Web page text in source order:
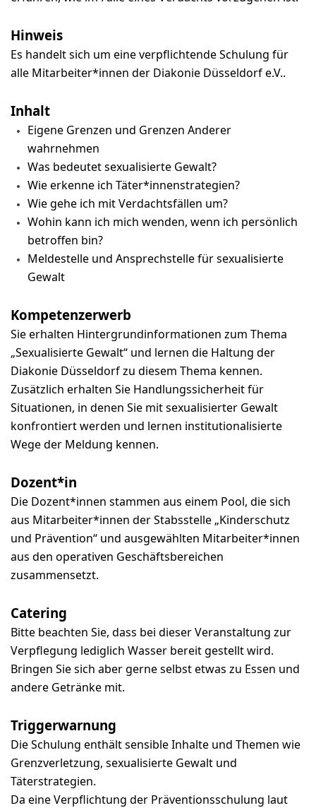
Hinweis
Es handelt sich um eine verpflichtende Schulung für
alle Mitarbeiter*innen der Diakonie Düsseldorf e.V..
Inhalt
Eigene Grenzen und Grenzen Anderer
wahrnehmen
Was bedeutet sexualisierte Gewalt?
Wie erkenne ich Täter*innenstrategien?
Wie gehe ich mit Verdachtsfällen um?
Wohin kann ich mich wenden, wenn ich persönlich
betroffen bin?
Meldestelle und Ansprechstelle für sexualisierte
Gewalt
Kompetenzerwerb
Sie erhalten Hintergrundinformationen zum Thema
„Sexualisierte Gewalt“ und lernen die Haltung der
Diakonie Düsseldorf zu diesem Thema kennen.
Zusätzlich erhalten Sie Handlungssicherheit für
Situationen, in denen Sie mit sexualisierter Gewalt
konfrontiert werden und lernen institutionalisierte
Wege der Meldung kennen.
Dozent*in
Die Dozent*innen stammen aus einem Pool, die sich
aus Mitarbeiter*innen der Stabsstelle „Kinderschutz
und Prävention“ und ausgewählten Mitarbeiter*innen
aus den operativen Geschäftsbereichen
zusammensetzt.
Catering
Bitte beachten Sie, dass bei dieser Veranstaltung zur
Verpflegung lediglich Wasser bereit gestellt wird.
Bringen Sie sich aber gerne selbst etwas zu Essen und
andere Getränke mit.
Triggerwarnung
Die Schulung enthält sensible Inhalte und Themen wie
Grenzverletzung, sexualisierte Gewalt und
Täterstrategien.
Da eine Verpflichtung der Präventionsschulung laut